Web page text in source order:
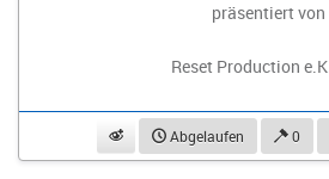
präsentiert von
Reset Production e.K.
beobachtenAbgelaufen 0